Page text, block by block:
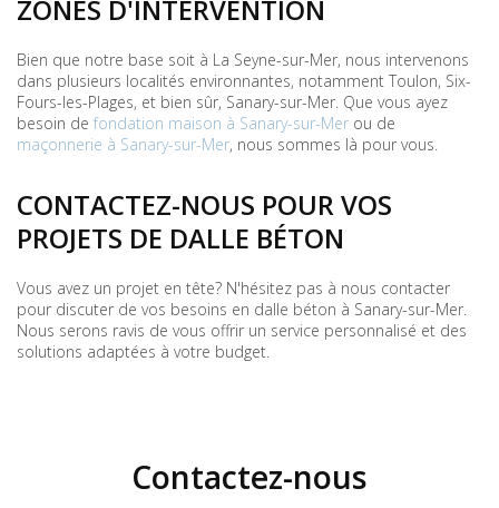
ZONES D'INTERVENTION
Bien que notre base soit à La Seyne-sur-Mer, nous intervenons
dans plusieurs localités environnantes, notamment Toulon, Six-
Fours-les-Plages, et bien sûr, Sanary-sur-Mer. Que vous ayez
besoin de fondation maison à Sanary-sur-Mer ou de
maçonnerie à Sanary-sur-Mer, nous sommes là pour vous.
CONTACTEZ-NOUS POUR VOS
PROJETS DE DALLE BÉTON
Vous avez un projet en tête? N'hésitez pas à nous contacter
pour discuter de vos besoins en dalle béton à Sanary-sur-Mer.
Nous serons ravis de vous offrir un service personnalisé et des
solutions adaptées à votre budget.
Contactez-nous